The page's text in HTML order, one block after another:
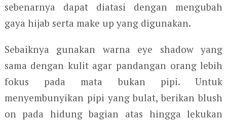
sebenarnya dapat diatasi dengan mengubah
gaya hijab serta make up yang digunakan.
Sebaiknya gunakan warna eye shadow yang
sama dengan kulit agar pandangan orang lebih
fokus pada mata bukan pipi. Untuk
menyembunyikan pipi yang bulat, berikan blush
on pada hidung bagian atas hingga lekukan